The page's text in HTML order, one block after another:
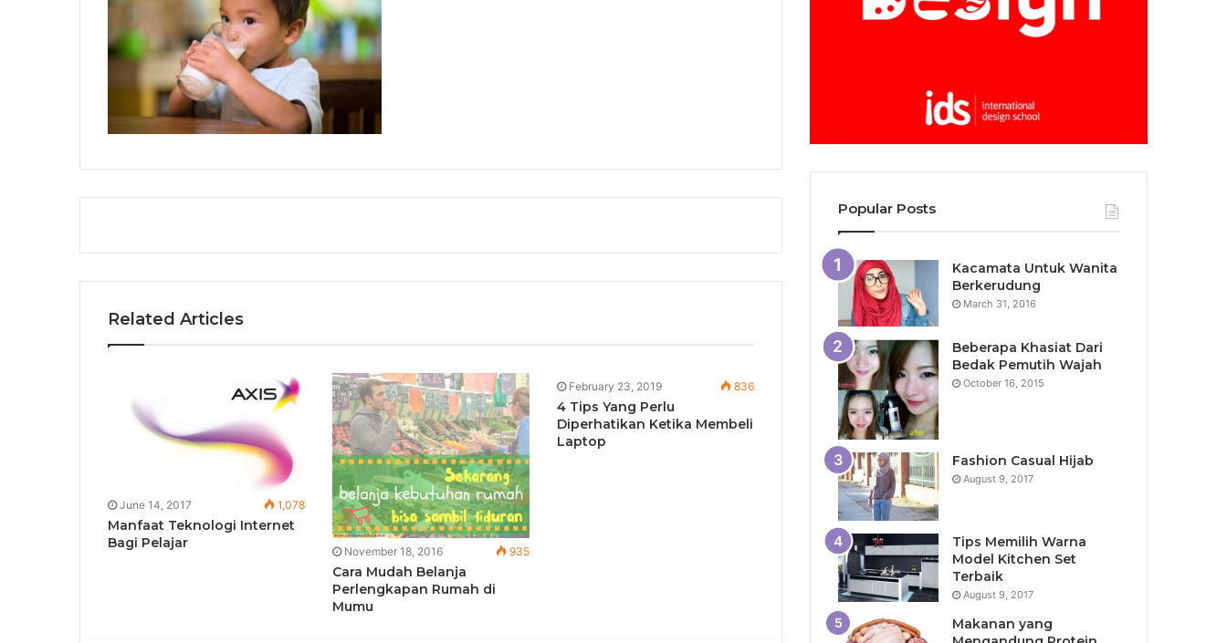
Related Articles
June 14, 2017 1,078
Manfaat Teknologi Internet
Bagi Pelajar
November 18, 2016 935
Cara Mudah Belanja
Perlengkapan Rumah di
Mumu
February 23, 2019 836
4 Tips Yang Perlu
Diperhatikan Ketika Membeli
Laptop
Popular Posts
Kacamata Untuk Wanita
Berkerudung
March 31, 2016
Beberapa Khasiat Dari
Bedak Pemutih Wajah
October 16, 2015
Fashion Casual Hijab
August 9, 2017
Tips Memilih Warna
Model Kitchen Set
Terbaik
August 9, 2017
Makanan yang